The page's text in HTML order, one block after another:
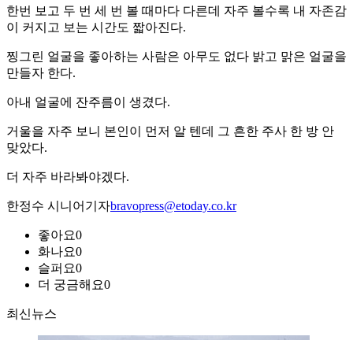
한번 보고 두 번 세 번 볼 때마다 다른데 자주 볼수록 내 자존감
이 커지고 보는 시간도 짧아진다.
찡그린 얼굴을 좋아하는 사람은 아무도 없다 밝고 맑은 얼굴을
만들자 한다.
아내 얼굴에 잔주름이 생겼다.
거울을 자주 보니 본인이 먼저 알 텐데 그 흔한 주사 한 방 안
맞았다.
더 자주 바라봐야겠다.
한정수 시니어기자bravopress@etoday.co.kr
좋아요0
화나요0
슬퍼요0
더 궁금해요0
최신뉴스